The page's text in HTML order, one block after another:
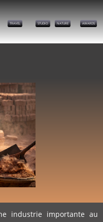
TRAVEL STUDIO NATURE AWARDS
industrie importante au